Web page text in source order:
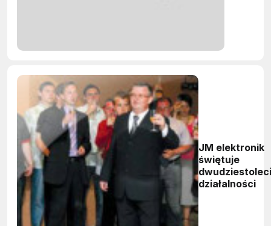
JM elektronik
świętuje
działalności